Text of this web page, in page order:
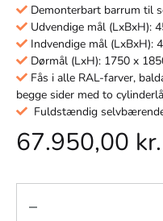
Demonterbart barrum til
Udvendige mål (LxBxH):
Indvendige mål (LxBxH):
Dørmål (LxH): 1750 x
Fås i alle RAL-farver,
begge sider med to
Fuldstændig
67.950,00 kr.